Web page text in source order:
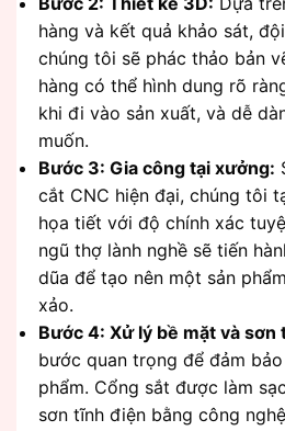
hàng và kết quả khảo sát,
chúng tôi sẽ phác thảo bản
hàng có thể hình dung rõ
khi đi vào sản xuất, và dễ
muốn.
Bước 3: Gia công tại xưởng:
cắt CNC hiện đại, chúng tôi
họa tiết với độ chính xác
ngũ thợ lành nghề sẽ tiến
dũa để tạo nên một sản
xảo.
Bước 4: Xử lý bề mặt và sơn
bước quan trọng để đảm
phẩm. Cổng sắt được làm
sơn tĩnh điện bằng công